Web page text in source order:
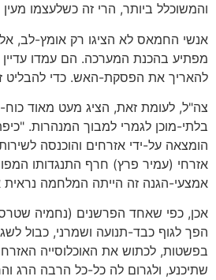
והמשוכלל ביותר, הרי זה כשלעצמו מעין
אנשי החמאס לא הציגו רק אומץ-לב,
מפתיע בהכנת המערכה. הם עמדו עדיין
להאריך את הפסקת-האש. כדי להבליט
צה"ל, לעומת זאת, הציג מעט מאוד כוח-
בלתי-מוכן לגמרי למבוך המנהרות.
הומצאה על-ידי אזרחים והוכנסה
אזרחי (עמיר פרץ) חרף התנגדותו
אמצעי-הגנה זה הייתה המלחמה
אכן, כפי שאחד הפרשנים (נחמיה
הפך לגוף כבד-תנועה ושמרני, כבול
בפשטות, לכתוש את האוכלוסייה
שתיכנע, ולגרום לה כל-כל הרבה הרג